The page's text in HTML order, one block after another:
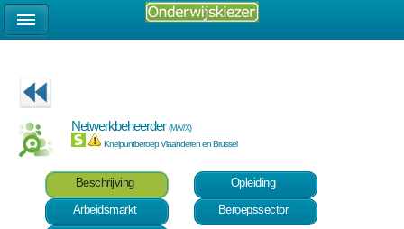
Netwerkbeheerder(M/V/X)
Knelpuntberoep Vlaanderen en Brussel
Beschrijving
Opleiding
Arbeidsmarkt
Beroepssector